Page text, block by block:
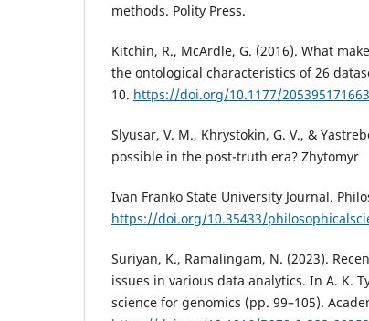
methods. Polity Press.
Kitchin, R., McArdle, G. (2016). What
the ontological characteristics of 26
10. https://doi.org/10.1177/
Slyusar, V. M., Khrystokin, G. V., &
possible in the post-truth era? Zhytomyr
Ivan Franko State University Journal.
https://doi.org/10.35433/
Suriyan, K., Ramalingam, N. (2023).
issues in various data analytics. In A. K.
science for genomics (pp. 99–105).